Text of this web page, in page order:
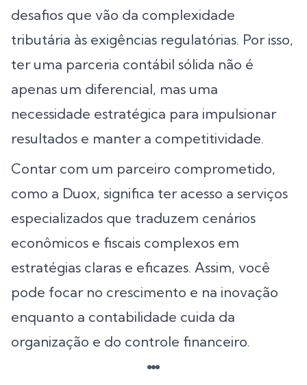
desafios que vão da complexidade
tributária às exigências regulatórias. Por isso,
ter uma parceria contábil sólida não é
apenas um diferencial, mas uma
necessidade estratégica para impulsionar
resultados e manter a competitividade.
Contar com um parceiro comprometido,
como a Duox, significa ter acesso a serviços
especializados que traduzem cenários
econômicos e fiscais complexos em
estratégias claras e eficazes. Assim, você
pode focar no crescimento e na inovação
enquanto a contabilidade cuida da
organização e do controle financeiro.